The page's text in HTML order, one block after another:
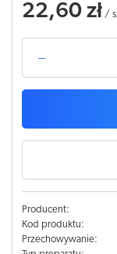
22,60 zł /
Producent:
Kod produktu:
Przechowywanie: